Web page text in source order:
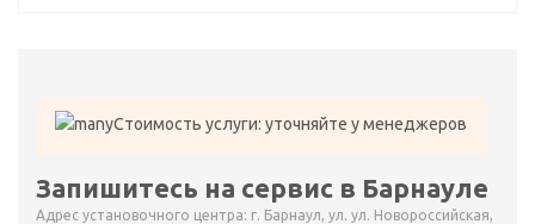
Стоимость услуги: уточняйте у менеджеров
Запишитесь на сервис в Барнауле
Адрес установочного центра: г. Барнаул, ул. ул. Новороссийская,